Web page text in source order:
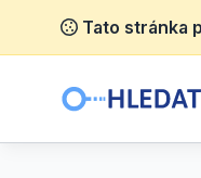
Tato stránka